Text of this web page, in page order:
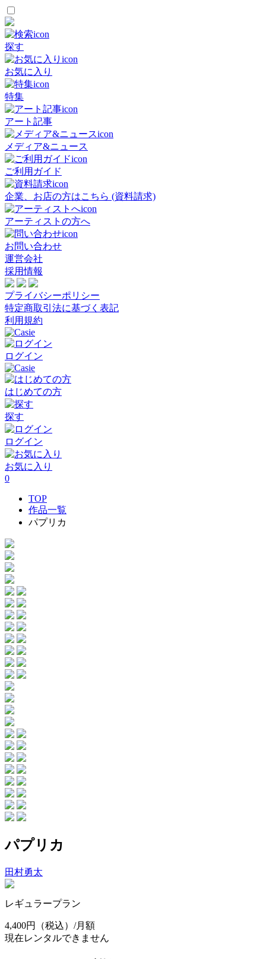
探す
お気に入り
特集
アート記事
メディア&ニュース
ご利用ガイド
企業、お店の方はこちら (資料請求)
アーティストの方へ
お問い合わせ
運営会社
採用情報
プライバシーポリシー
特定商取引法に基づく表記
利用規約
ログイン
はじめての方
探す
ログイン
お気に入り
0
TOP
作品一覧
パプリカ
パプリカ
田村勇太
レギュラープラン
4,400円
（税込）/月額
現在レンタルできません